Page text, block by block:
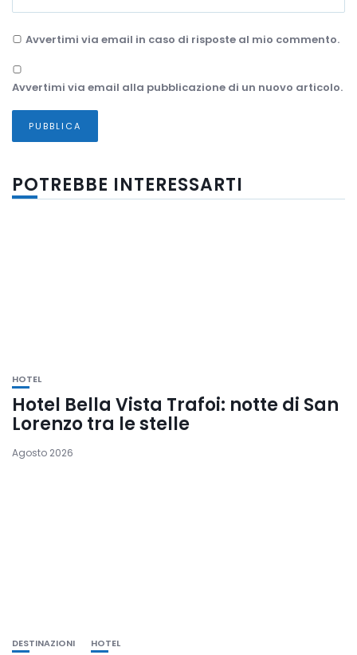
Avvertimi via email in caso di risposte al mio commento.
Avvertimi via email alla pubblicazione di un nuovo articolo.
POTREBBE INTERESSARTI
HOTEL
Hotel Bella Vista Trafoi: notte di San
Lorenzo tra le stelle
Agosto 2026
DESTINAZIONI HOTEL